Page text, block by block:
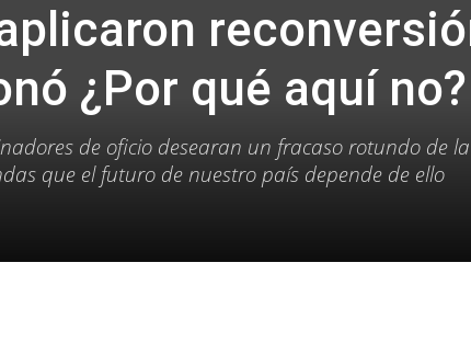
¿Por qué aquí no?
de oficio desearan un fracaso rotundo de la
que el futuro de nuestro país depende de ello